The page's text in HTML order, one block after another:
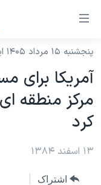
لینکهای
دسترسی
جهش
محتوای
اصلی
صفحه
نسخه سبک
موضوع ها
آمریکا
جهان
برنامه های تلویزیونی
جدول برنامه ها
صفحه‌های ویژه
پنجشنبه ۱۵ مرداد ۱۴۰۵ ایران ۱۵:۳۳
آمريکا برای
مرکز منطقه
کرد
۱۳ اسفند ۱۳۸۴
اشتراک